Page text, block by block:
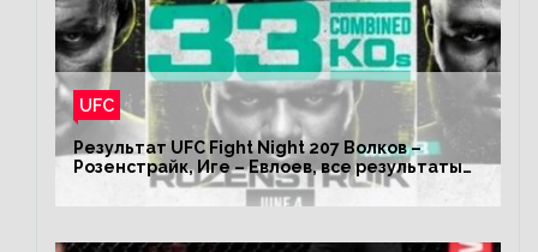
UFC
Результат UFC Fight Night 207 Волков –
Розенстрайк, Иге – Евлоев, все результаты
турнира ЮФС ФН 207